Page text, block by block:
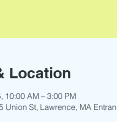
Location
10:00 AM – 3:00 PM
Union St, Lawrence, MA